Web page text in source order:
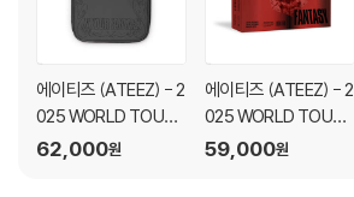
에이티즈 (ATEEZ) - 2
025 WORLD TOUR [I
N YOUR FANTASY] I
62,000원
에이티즈 (ATEEZ) - 2
025 WORLD TOUR [I
N YOUR FANTASY] I
59,000원